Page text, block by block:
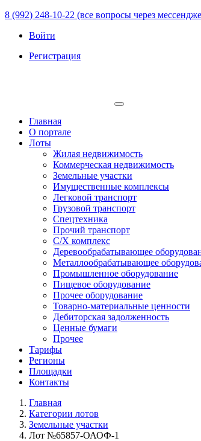
8 (992) 248-10-22 (все вопросы через
Войти
Регистрация
Главная
О портале
Лоты
Жилая недвижимость
Коммерческая недвижимость
Земельные участки
Имущественные комплексы
Легковой транспорт
Грузовой транспорт
Спецтехника
Прочий транспорт
С/Х комплекс
Деревообрабатывающее
Металлообрабатывающее
Промышленное оборудование
Пищевое оборудование
Прочее оборудование
Товарно-материальные ценности
Дебиторская задолженность
Ценные бумаги
Прочее
Тарифы
Регионы
Площадки
Контакты
Главная
Категории лотов
Земельные участки
Лот №65857-ОАОФ-1